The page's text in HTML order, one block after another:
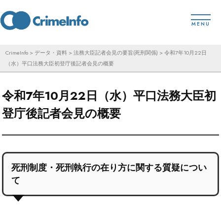
ン
ン
ス
キ
MENU
CrimeInfo >データ・資料 >法務大臣記者会見の要旨(死刑関係) >令和7年10月22日
（水）平口法務大臣初登庁後記者会見の概要
令和7年10月22日（水）平口法務大臣初
登庁後記者会見の概要
死刑制度・死刑執行の在り方に関する質疑につい
て